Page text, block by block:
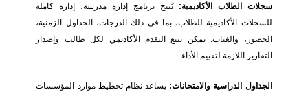
سجلات الطلاب الأكاديمية: يُتيح برنامج إدارة مدرسة، إدارة كاملة
للسجلات الأكاديمية للطلاب، بما في ذلك الدرجات، الجداول الزمنية،
الحضور، والغياب. يمكن تتبع التقدم الأكاديمي لكل طالب وإصدار
التقارير اللازمة لتقييم الأداء.
الجداول الدراسية والامتحانات: يساعد نظام تخطيط موارد المؤسسات